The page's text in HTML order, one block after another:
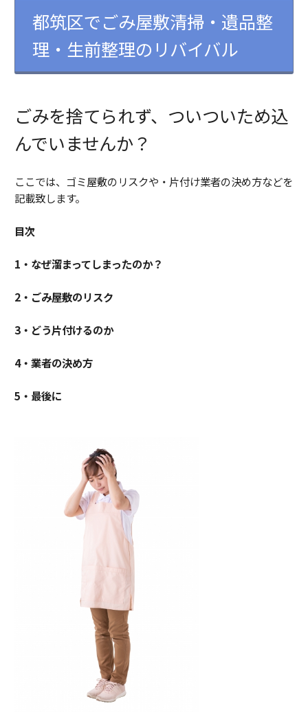
都筑区でごみ屋敷清掃・遺品整
理・生前整理のリバイバル
ごみを捨てられず、ついついため込
んでいませんか？
ここでは、ゴミ屋敷のリスクや・片付け業者の決め方などを
記載致します。
目次
1・なぜ溜まってしまったのか？
2・ごみ屋敷のリスク
3・どう片付けるのか
4・業者の決め方
5・最後に